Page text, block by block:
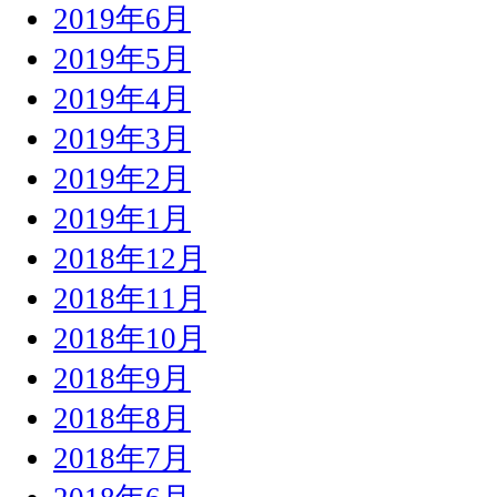
2019年6月
2019年5月
2019年4月
2019年3月
2019年2月
2019年1月
2018年12月
2018年11月
2018年10月
2018年9月
2018年8月
2018年7月